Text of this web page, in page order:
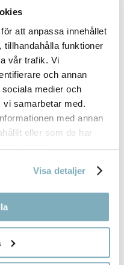
att anpassa innehållet
tillhandahålla funktioner
vår trafik. Vi
och annan
medier och
vi samarbetar med.
med annan
eller som de har
tjänster.
Visa detaljer